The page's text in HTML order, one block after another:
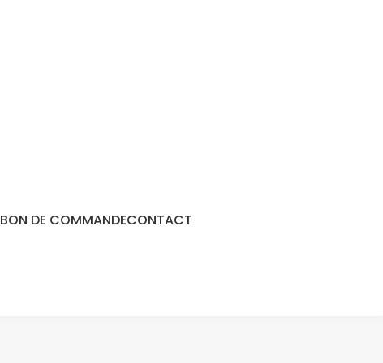
BON DE COMMANDECONTACT